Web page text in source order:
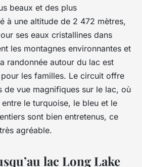
beaux et des plus
à une altitude de 2 472 mètres,
ses eaux cristallines dans
les montagnes environnantes et
randonnée autour du lac est
les familles. Le circuit offre
de vue magnifiques sur le lac, où
le turquoise, le bleu et le
sont bien entretenus, ce
agréable.
lac Long Lake